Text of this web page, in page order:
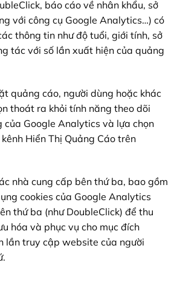
báo cáo về nhân khẩu, sở
với công cụ Google Analytics…) có
thông tin như độ tuổi, giới tính, sở
tác với số lần xuất hiện của quảng
quảng cáo, người dùng hoặc khác
thoát ra khỏi tính năng theo dõi
của Google Analytics và lựa chọn
Hiển Thị Quảng Cáo trên
nhà cung cấp bên thứ ba, bao gồm
cookies của Google Analytics
thứ ba (như DoubleClick) để thu
hóa và phục vụ cho mục đích
lần truy cập website của người